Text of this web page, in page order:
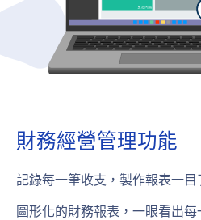
財務經營管理功能
記錄每一筆收支，製作報表一目
圖形化的財務報表，一眼看出